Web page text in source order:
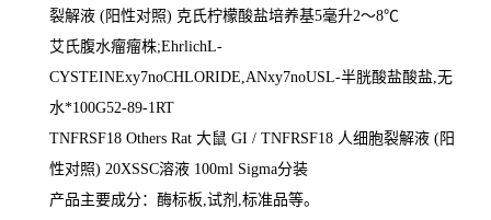
裂解液 (阳性对照) 克氏柠檬酸盐培养基5毫升2～8℃
艾氏腹水瘤瘤株;EhrlichL-
CYSTEINExy7noCHLORIDE,ANxy7noUSL-半胱酸盐酸盐 无
水*100G52-89-1RT
TNFRSF18 Others Rat 大鼠 GI / TNFRSF18 人细胞裂解液 (阳
性对照) 20XSSC溶液 100ml Sigma分装
产品主要成分：酶标板 试剂 标准品等。